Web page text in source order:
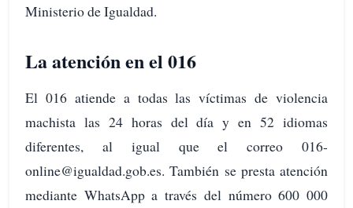
Ministerio de Igualdad.
La atención en el 016
El 016 atiende a todas las víctimas de violencia
machista las 24 horas del día y en 52 idiomas
diferentes, al igual que el correo 016-
online@igualdad.gob.es. También se presta atención
mediante WhatsApp a través del número 600 000